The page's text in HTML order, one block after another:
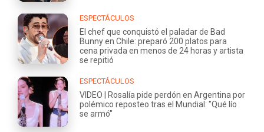
ESPECTÁCULOS
El chef que conquistó el paladar de Bad
Bunny en Chile: preparó 200 platos para
cena privada en menos de 24 horas y artista
se repitió
ESPECTÁCULOS
VIDEO | Rosalía pide perdón en Argentina por
polémico reposteo tras el Mundial: "Qué lío
se armó"